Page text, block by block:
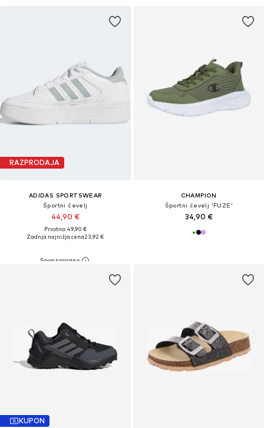
RAZPRODAJA
ADIDAS SPORTSWEAR
Športni čevelj
44,90 €
Prvotno: 49,90 €
Zadnja najnižja cena23,92 €
CHAMPION
Športni čevelj 'FUZE'
34,90 €
KUPON